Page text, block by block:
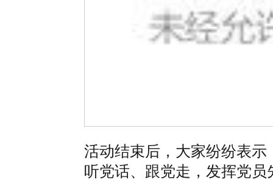
活动结束后，大家纷纷表
听党话、跟党走，发挥党